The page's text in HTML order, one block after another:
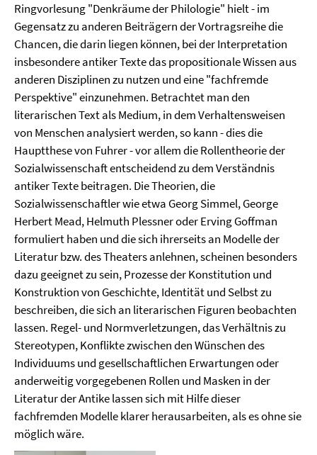
Ringvorlesung "Denkräume der Philologie" hielt - im
Gegensatz zu anderen Beiträgern der Vortragsreihe die
Chancen, die darin liegen können, bei der Interpretation
insbesondere antiker Texte das propositionale Wissen aus
anderen Disziplinen zu nutzen und eine "fachfremde
Perspektive" einzunehmen. Betrachtet man den
literarischen Text als Medium, in dem Verhaltensweisen
von Menschen analysiert werden, so kann - dies die
Hauptthese von Fuhrer - vor allem die Rollentheorie der
Sozialwissenschaft entscheidend zu dem Verständnis
antiker Texte beitragen. Die Theorien, die
Sozialwissenschaftler wie etwa Georg Simmel, George
Herbert Mead, Helmuth Plessner oder Erving Goffman
formuliert haben und die sich ihrerseits an Modelle der
Literatur bzw. des Theaters anlehnen, scheinen besonders
dazu geeignet zu sein, Prozesse der Konstitution und
Konstruktion von Geschichte, Identität und Selbst zu
beschreiben, die sich an literarischen Figuren beobachten
lassen. Regel- und Normverletzungen, das Verhältnis zu
Stereotypen, Konflikte zwischen den Wünschen des
Individuums und gesellschaftlichen Erwartungen oder
anderweitig vorgegebenen Rollen und Masken in der
Literatur der Antike lassen sich mit Hilfe dieser
fachfremden Modelle klarer herausarbeiten, als es ohne sie
möglich wäre.